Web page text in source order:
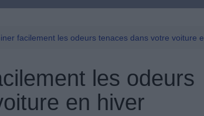
Permis De Conduire
facilement les odeurs tenaces dans votre voiture
les odeurs
en hiver